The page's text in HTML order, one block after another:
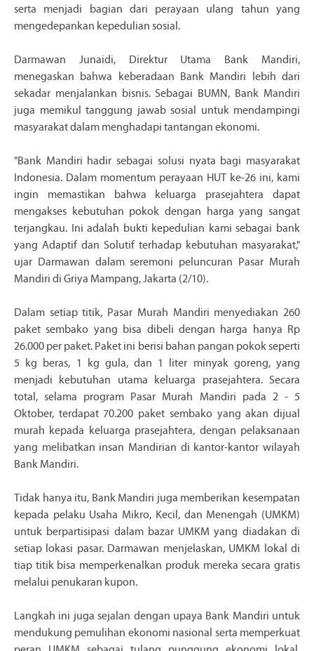
serta menjadi bagian dari perayaan ulang tahun yang
mengedepankan kepedulian sosial.
Darmawan Junaidi, Direktur Utama Bank Mandiri,
menegaskan bahwa keberadaan Bank Mandiri lebih dari
sekadar menjalankan bisnis. Sebagai BUMN, Bank Mandiri
juga memikul tanggung jawab sosial untuk mendampingi
masyarakat dalam menghadapi tantangan ekonomi.
"Bank Mandiri hadir sebagai solusi nyata bagi masyarakat
Indonesia. Dalam momentum perayaan HUT ke-26 ini, kami
ingin memastikan bahwa keluarga prasejahtera dapat
mengakses kebutuhan pokok dengan harga yang sangat
terjangkau. Ini adalah bukti kepedulian kami sebagai bank
yang Adaptif dan Solutif terhadap kebutuhan masyarakat,"
ujar Darmawan dalam seremoni peluncuran Pasar Murah
Mandiri di Griya Mampang, Jakarta (2/10).
Dalam setiap titik, Pasar Murah Mandiri menyediakan 260
paket sembako yang bisa dibeli dengan harga hanya Rp
26.000 per paket. Paket ini berisi bahan pangan pokok seperti
5 kg beras, 1 kg gula, dan 1 liter minyak goreng, yang
menjadi kebutuhan utama keluarga prasejahtera. Secara
total, selama program Pasar Murah Mandiri pada 2 - 5
Oktober, terdapat 70.200 paket sembako yang akan dijual
murah kepada keluarga prasejahtera, dengan pelaksanaan
yang melibatkan insan Mandirian di kantor-kantor wilayah
Bank Mandiri.
Tidak hanya itu, Bank Mandiri juga memberikan kesempatan
kepada pelaku Usaha Mikro, Kecil, dan Menengah (UMKM)
untuk berpartisipasi dalam bazar UMKM yang diadakan di
setiap lokasi pasar. Darmawan menjelaskan, UMKM lokal di
tiap titik bisa memperkenalkan produk mereka secara gratis
melalui penukaran kupon.
Langkah ini juga sejalan dengan upaya Bank Mandiri untuk
mendukung pemulihan ekonomi nasional serta memperkuat